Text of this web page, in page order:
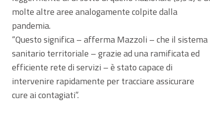
molte altre aree analogamente colpite dalla
pandemia.
“Questo significa – afferma Mazzoli – che il sistema
sanitario territoriale – grazie ad una ramificata ed
efficiente rete di servizi – è stato capace di
intervenire rapidamente per tracciare assicurare
cure ai contagiati”.